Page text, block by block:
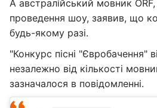
А австралійський мовник ORF,
проведення шоу, заявив, що
будь-якому разі.
"Конкурс пісні "Євробачення"
незалежно від кількості
зазначалося в повідомленні.